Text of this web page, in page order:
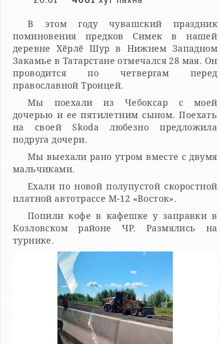
В этом году чувашский праздник
поминовения предков Симек в нашей
деревне Хӗрлӗ Шур в Нижнем Западном
Закамье в Татарстане отмечался 28 мая. Он
проводится по четвергам перед
православной Троицей.
Мы поехали из Чебоксар с моей
дочерью и ее пятилетним сыном. Поехать
на своей Skoda любезно предложила
подруга дочери.
Мы выехали рано утром вместе с двумя
мальчиками.
Ехали по новой полупустой скоростной
платной автотрассе М-12 «Восток».
Попили кофе в кафешке у заправки в
Козловском районе ЧР. Размялись на
турнике.